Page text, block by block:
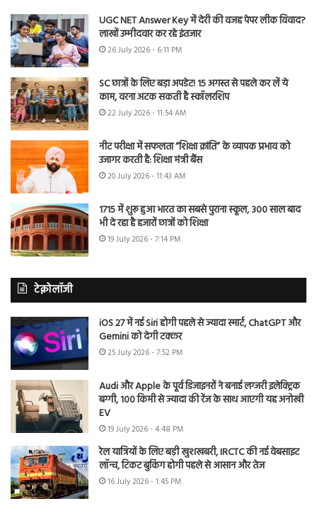
UGC NET Answer Key में देरी की वजह पेपर लीक विवाद?
लाखों उम्मीदवार कर रहे इंतजार
26 July 2026 - 6:11 PM
SC छात्रों के लिए बड़ा अपडेट! 15 अगस्त से पहले कर लें ये
काम, वरना अटक सकती है स्कॉलरशिप
22 July 2026 - 11:54 AM
नीट परीक्षा में सफलता “शिक्षा क्रांति” के व्यापक प्रभाव को
उजागर करती है: शिक्षा मंत्री बैंस
20 July 2026 - 11:43 AM
1715 में शुरू हुआ भारत का सबसे पुराना स्कूल, 300 साल बाद
भी दे रहा है हजारों छात्रों को शिक्षा
19 July 2026 - 7:14 PM
टेक्नोलॉजी
iOS 27 में नई Siri होगी पहले से ज्यादा स्मार्ट, ChatGPT और
Gemini को देगी टक्कर
25 July 2026 - 7:52 PM
Audi और Apple के पूर्व डिजाइनरों ने बनाई लग्जरी इलेक्ट्रिक
बग्गी, 100 किमी से ज्यादा की रेंज के साथ आएगी यह अनोखी
EV
19 July 2026 - 4:48 PM
रेल यात्रियों के लिए बड़ी खुशखबरी, IRCTC की नई वेबसाइट
लॉन्च, टिकट बुकिंग होगी पहले से आसान और तेज
16 July 2026 - 1:45 PM